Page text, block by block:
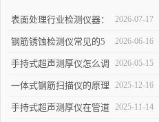
表面处理行业检测仪器：
详解高精度涂层测厚仪的
校准方法与复杂曲面测量
操作技巧
2026-07-17
钢筋锈蚀检测仪常见的5
个使用误区，第3个最容
易踩坑
2026-06-16
手持式超声测厚仪怎么调
参数，出厂设置量程修正
使用教程
2026-05-15
一体式钢筋扫描仪的原理
与优势：快速、无损检测
2025-12-16
手持式超声测厚仪在管道 2025-11-14